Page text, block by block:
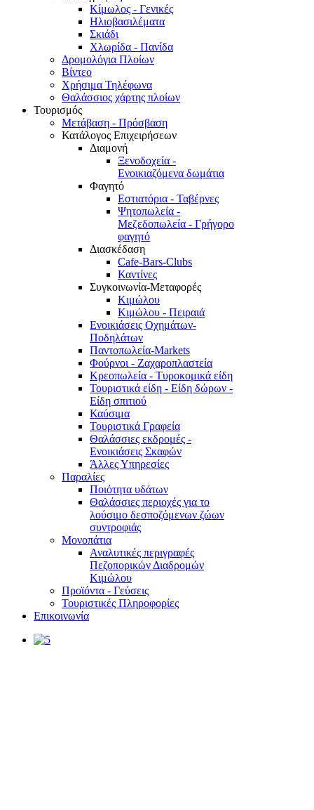
Κίμωλος - Γενικές
Ηλιοβασιλέματα
Σκιάδι
Χλωρίδα - Πανίδα
Δρομολόγια Πλοίων
Βίντεο
Χρήσιμα Τηλέφωνα
Θαλάσσιος χάρτης πλοίων
Τουρισμός
Μετάβαση - Πρόσβαση
Κατάλογος Επιχειρήσεων
Διαμονή
Ξενοδοχεία -
Ενοικιαζόμενα δωμάτια
Φαγητό
Εστιατόρια - Ταβέρνες
Ψητοπωλεία -
Μεζεδοπωλεία - Γρήγορο
φαγητό
Διασκέδαση
Cafe-Bars-Clubs
Καντίνες
Συγκοινωνία-Μεταφορές
Κιμώλου
Κιμώλου - Πειραιά
Ενοικιάσεις Οχημάτων-
Ποδηλάτων
Παντοπωλεία-Markets
Φούρνοι - Ζαχαροπλαστεία
Κρεοπωλεία - Τυροκομικά είδη
Τουριστικά είδη - Είδη δώρων -
Είδη σπιτιού
Καύσιμα
Τουριστικά Γραφεία
Θαλάσσιες εκδρομές -
Ενοικιάσεις Σκαφών
Άλλες Υπηρεσίες
Παραλίες
Ποιότητα υδάτων
Θαλάσσιες περιοχές για το
λούσιμο δεσποζόμενων ζώων
συντροφιάς
Μονοπάτια
Αναλυτικές περιγραφές
Πεζοπορικών Διαδρομών
Κιμώλου
Προϊόντα - Γεύσεις
Τουριστικές Πληροφορίες
Επικοινωνία